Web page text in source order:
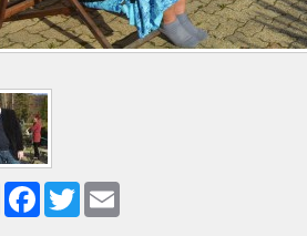
Share FacebookTwitter